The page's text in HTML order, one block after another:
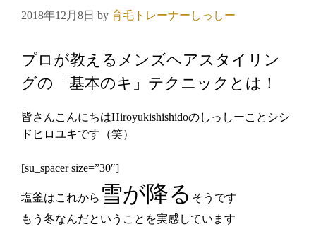
2018年12月8日 by 育毛トレーナーしっしー
プロが教えるメンズヘアスタイリン
グの「基本のキ」テクニックとは！
皆さんこんにちはHiroyukishishidoのしっしーことシシ
ドヒロユキです（笑）
[su_spacer size=”30″]
塩釜はこれから 雪が降る そうです
もう冬なんだということを実感しています